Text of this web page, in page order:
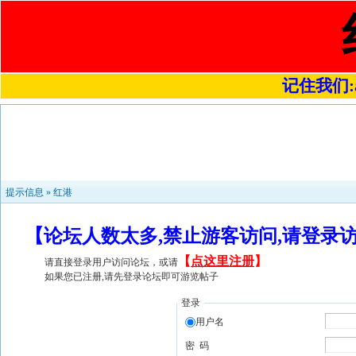
记住我们
提示信息 » 红港
【论坛人数太多,禁止游客访问,请登
请直接登录用户访问论坛，或请 【 点这里注册】
如果您已注册,请先登录论坛即可游览帖子
登录
用户名
密 码